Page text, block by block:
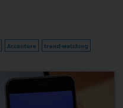
Accenture trend-watching